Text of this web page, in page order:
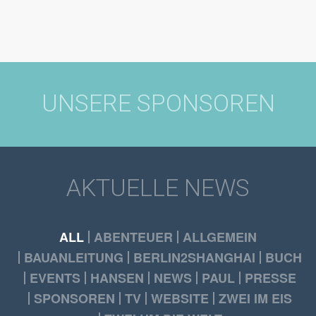
UNSERE SPONSOREN
AKTUELLE NEWS
ALL ABENTEUER ALLGEMEIN
BAUANLEITUNG
BERLIN2SHANGHAI
BUCH
EVENTS
HANSEN NEWS PAUL PRESSE
SPONSOREN TV WEBSITE ZWEI IM EIS